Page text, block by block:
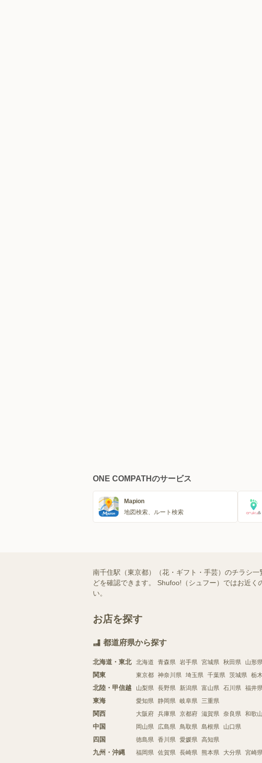
ONE COMPATHのサービス
Mapion
地図検索、ルート検索
南千住駅（東京都）（花・ギフト・手芸）のチラシ
どを確認できます。 Shufoo!（シュフー）ではお近
い。
お店を探す
都道府県から探す
北海道・東北 北海道 青森県 岩手県 宮城県 秋田県 山形
関東 東京都 神奈川県 埼玉県 千葉県 茨城県 栃
北陸・甲信越 山梨県 長野県 新潟県 富山県 石川県 福井
東海 愛知県 静岡県 岐阜県 三重県
関西 大阪府 兵庫県 京都府 滋賀県 奈良県 和歌
中国 岡山県 広島県 鳥取県 島根県 山口県
四国 徳島県 香川県 愛媛県 高知県
九州・沖縄 福岡県 佐賀県 長崎県 熊本県 大分県 宮崎